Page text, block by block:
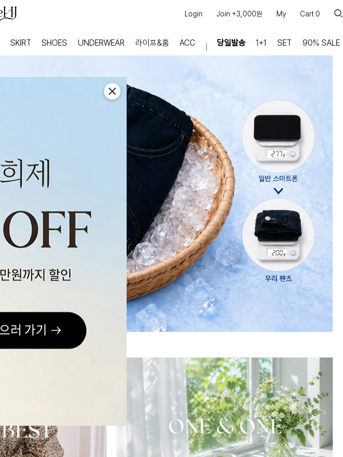
Login Join +3,000원 My Cart 0
INNER
이너웨어
1+1
쿠폰조회
커뮤니티
공지사항
FAQ
상품문의
교환/반품 문의
리뷰 +30,000
실시간 상담톡
SNS
인스타그램
카카오스토리
페이스북
SKIRT SHOES UNDERWEAR 라이프&홈 ACC 당일발송 1+1 SET 90% SALE